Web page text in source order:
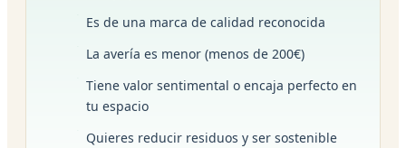
Es de una marca de calidad reconocida
La avería es menor (menos de 200€)
Tiene valor sentimental o encaja perfecto en
tu espacio
Quieres reducir residuos y ser sostenible